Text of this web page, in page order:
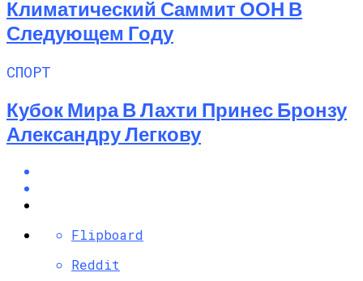
Климатический Саммит ООН В
Следующем Году
СПОРТ
Кубок Мира В Лахти Принес Бронзу
Александру Легкову
Flipboard
Reddit